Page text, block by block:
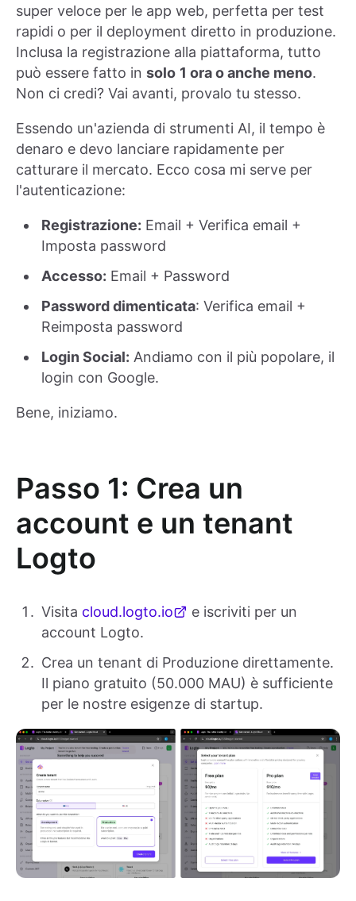
super veloce per le app web, perfetta per test
rapidi o per il deployment diretto in produzione.
Inclusa la registrazione alla piattaforma, tutto
può essere fatto in solo 1 ora o anche meno.
Non ci credi? Vai avanti, provalo tu stesso.
Essendo un'azienda di strumenti AI, il tempo è
denaro e devo lanciare rapidamente per
catturare il mercato. Ecco cosa mi serve per
l'autenticazione:
Registrazione: Email + Verifica email +
Imposta password
Accesso: Email + Password
Password dimenticata: Verifica email +
Reimposta password
Login Social: Andiamo con il più popolare, il
login con Google.
Bene, iniziamo.
Passo 1: Crea un
account e un tenant
Logto
Visita cloud.logto.io
e iscriviti per un
account Logto.
Crea un tenant di Produzione direttamente.
Il piano gratuito (50.000 MAU) è sufficiente
per le nostre esigenze di startup.